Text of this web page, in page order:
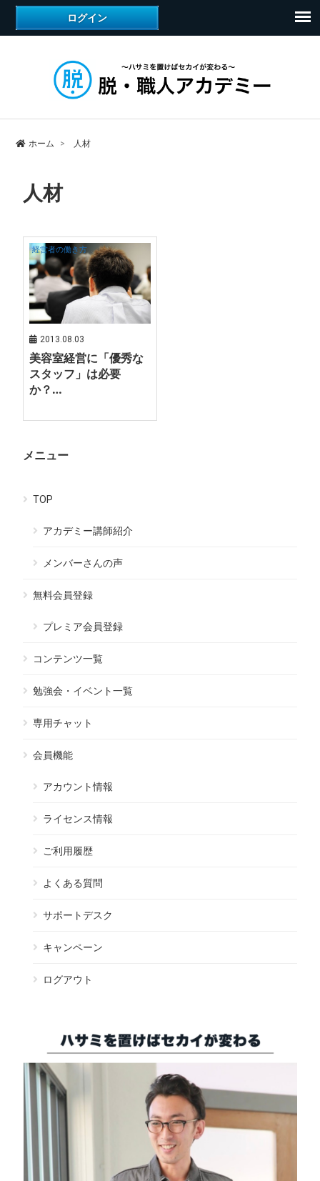
ホーム 人材
人材
経営者の働き方
2013.08.03
美容室経営に「優秀な
スタッフ」は必要
か？…
メニュー
TOP
アカデミー講師紹介
メンバーさんの声
無料会員登録
プレミア会員登録
コンテンツ一覧
勉強会・イベント一覧
専用チャット
会員機能
アカウント情報
ライセンス情報
ご利用履歴
よくある質問
サポートデスク
キャンペーン
ログアウト